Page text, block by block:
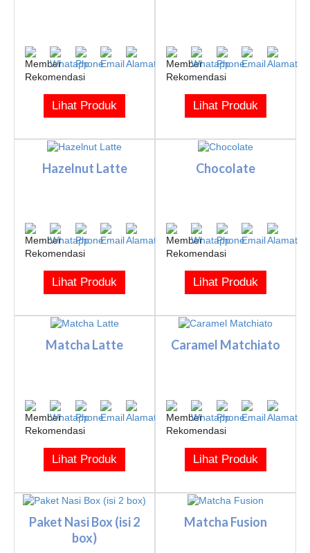
Lihat Produk Lihat Produk
Hazelnut Latte
Lihat Produk
Chocolate
Lihat Produk
Matcha Latte
Lihat Produk
Caramel Matchiato
Lihat Produk
Paket Nasi Box (isi 2
box)
Matcha Fusion